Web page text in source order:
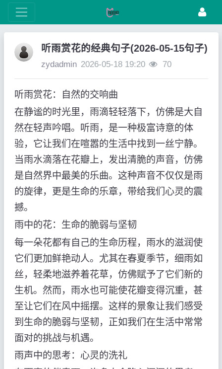
听雨赏花的经典句子(2026-05-15句子)
zydadmin 2026-05-18 19:20 70
听雨赏花：自然的交响曲
在静谧的时光里，雨滴轻轻落下，仿佛是大自
然在轻声吟唱。听雨，是一种极富诗意的体
验，它让我们在喧嚣的生活中找到一丝宁静。
当雨水滴落在花瓣上，发出清脆的声音，仿佛
是自然界中最美的乐曲。这种声音不仅仅是雨
的旋律，更是生命的乐章，带给我们心灵的震
撼。
雨中的花：生命的脆弱与坚韧
每一朵花都有自己的生命历程，雨水的滋润使
它们更加鲜艳动人。尤其在春夏季节，细雨如
丝，轻柔地滋养着花草，仿佛赋予了它们新的
生机。然而，雨水也可能使花瓣变得沉重，甚
至让它们在风中摇摆。这样的景象让我们感受
到生命的脆弱与坚韧，正如我们在生活中常常
面对的挑战与机遇。
雨声中的思考：心灵的洗礼